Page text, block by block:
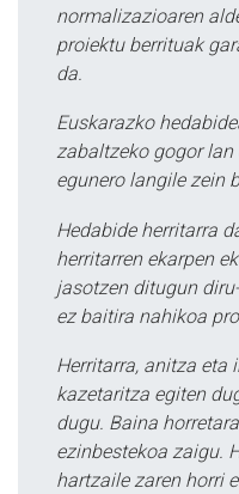
normalizazioaren
proiektu berrituak
da.
Euskarazko
zabaltzeko gogor lan
egunero langile zein
Hedabide herritarra
herritarren ekarpen
jasotzen ditugun
ez baitira nahikoa
Herritarra, anitza eta
kazetaritza egiten
dugu. Baina
ezinbestekoa zaigu.
hartzaile zaren horri